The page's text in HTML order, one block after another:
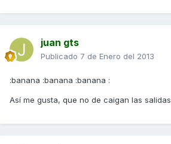
juan gts
Publicado 7 de Enero del 2013
:banana :banana :banana :
Así me gusta, que no de caigan las salidas